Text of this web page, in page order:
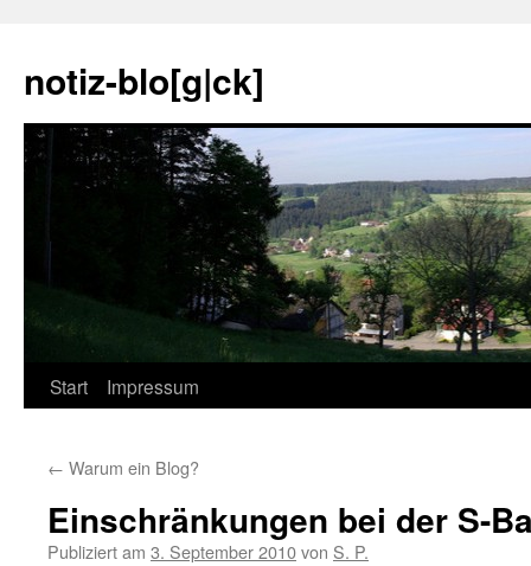
notiz-blo[g|ck]
Zum
springen
Start Impressum
← Warum ein Blog?
Einschränkungen bei der S-
Publiziert am 3. September 2010von S. P.